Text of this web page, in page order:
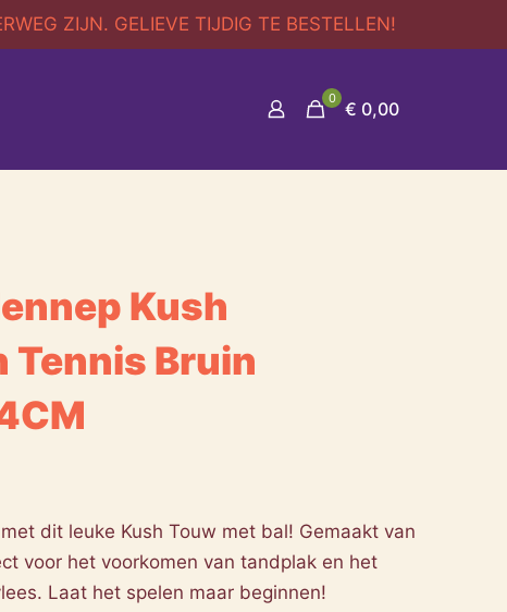
ZIJN. GELIEVE TIJDIG TE BESTELLEN!
0 € 0,00
Kush
Tennis Bruin
dit leuke Kush Touw met bal! Gemaakt van
voor het voorkomen van tandplak en het
Laat het spelen maar beginnen!